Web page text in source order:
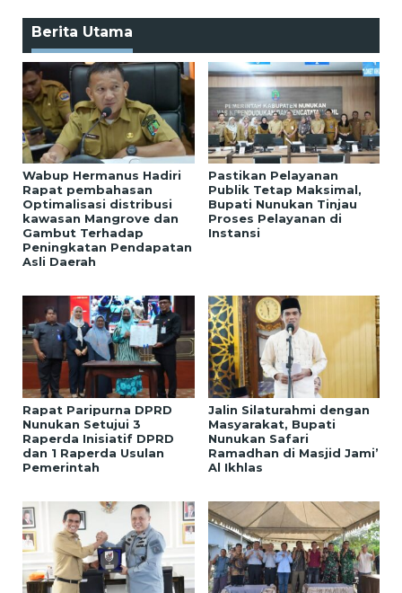
Berita Utama
Wabup Hermanus Hadiri
Rapat pembahasan
Optimalisasi distribusi
kawasan Mangrove dan
Gambut Terhadap
Peningkatan Pendapatan
Asli Daerah
Pastikan Pelayanan
Publik Tetap Maksimal,
Bupati Nunukan Tinjau
Proses Pelayanan di
Instansi
Rapat Paripurna DPRD
Nunukan Setujui 3
Raperda Inisiatif DPRD
dan 1 Raperda Usulan
Pemerintah
Jalin Silaturahmi dengan
Masyarakat, Bupati
Nunukan Safari
Ramadhan di Masjid Jami’
Al Ikhlas